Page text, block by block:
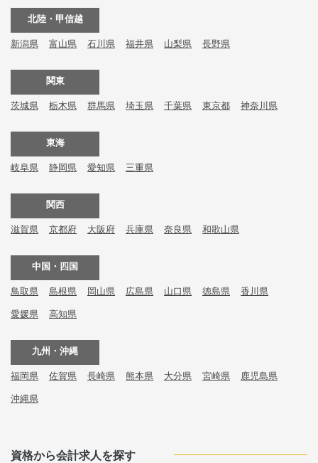
北陸・甲信越
新潟県 富山県 石川県 福井県 山梨県 長野県
関東
茨城県 栃木県 群馬県 埼玉県 千葉県 東京都 神奈川県
東海
岐阜県 静岡県 愛知県 三重県
関西
滋賀県 京都府 大阪府 兵庫県 奈良県 和歌山県
中国・四国
鳥取県 島根県 岡山県 広島県 山口県 徳島県 香川県
愛媛県 高知県
九州・沖縄
福岡県 佐賀県 長崎県 熊本県 大分県 宮崎県 鹿児島県
沖縄県
資格から会計求人を探す